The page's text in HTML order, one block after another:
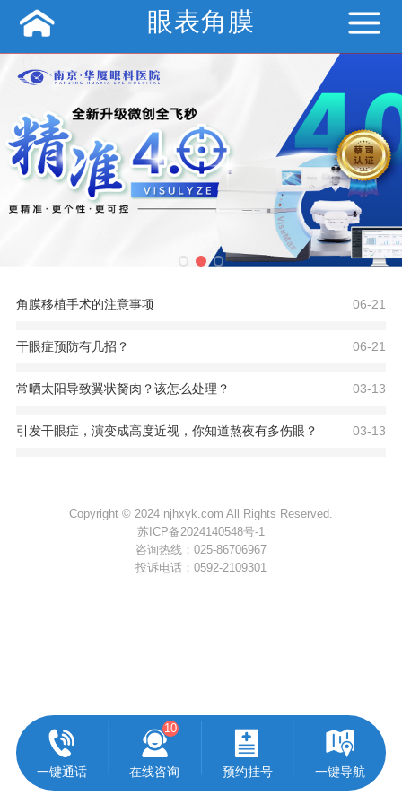
眼表角膜
角膜移植手术的注意事项 06-21
干眼症预防有几招？ 06-21
常晒太阳导致翼状胬肉？该怎么处理？ 03-13
引发干眼症，演变成高度近视，你知道熬夜有多伤眼？ 03-13
Copyright © 2024 njhxyk.com All Rights Reserved.
苏ICP备2024140548号-1
咨询热线： 025-86706967
投诉电话： 0592-2109301
一键通话
10
在线咨询 预约挂号 一键导航